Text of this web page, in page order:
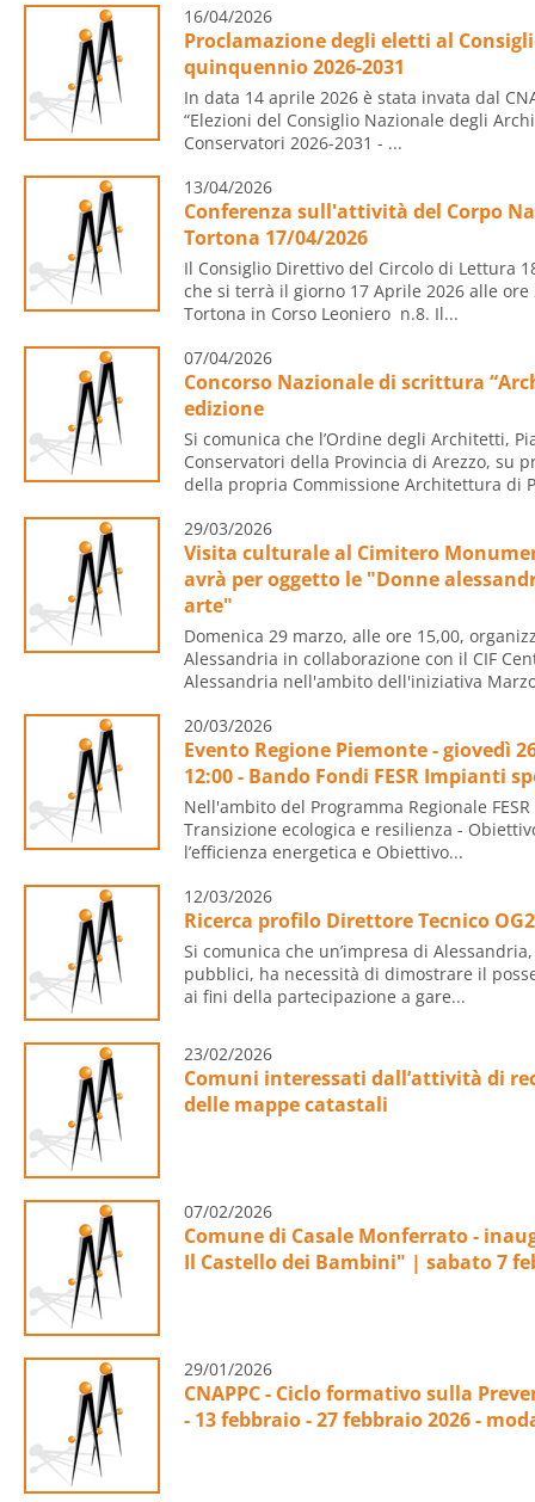
16/04/2026
Proclamazione degli eletti al
quinquennio 2026-2031
In data 14 aprile 2026 è stata invata dal
“Elezioni del Consiglio Nazionale degli
Conservatori 2026-2031 - ...
13/04/2026
Conferenza sull'attività del Corpo
Tortona 17/04/2026
Il Consiglio Direttivo del Circolo di Lettura
che si terrà il giorno 17 Aprile 2026 alle
Tortona in Corso Leoniero n.8. Il...
07/04/2026
Concorso Nazionale di scrittura
edizione
Si comunica che l’Ordine degli Architetti,
Conservatori della Provincia di Arezzo, su
della propria Commissione Architettura di
29/03/2026
Visita culturale al Cimitero
avrà per oggetto le "Donne
arte"
Domenica 29 marzo, alle ore 15,00,
Alessandria in collaborazione con il CIF
Alessandria nell'ambito dell'iniziativa
20/03/2026
Evento Regione Piemonte - giovedì
12:00 - Bando Fondi FESR Impianti
Nell'ambito del Programma Regionale
Transizione ecologica e resilienza -
l’efficienza energetica e Obiettivo...
12/03/2026
Ricerca profilo Direttore Tecnico OG2
Si comunica che un’impresa di
pubblici, ha necessità di dimostrare il
ai fini della partecipazione a gare...
23/02/2026
Comuni interessati dall’attività di
delle mappe catastali
07/02/2026
Comune di Casale Monferrato -
Il Castello dei Bambini" | sabato 7
29/01/2026
CNAPPC - Ciclo formativo sulla
- 13 febbraio - 27 febbraio 2026 -